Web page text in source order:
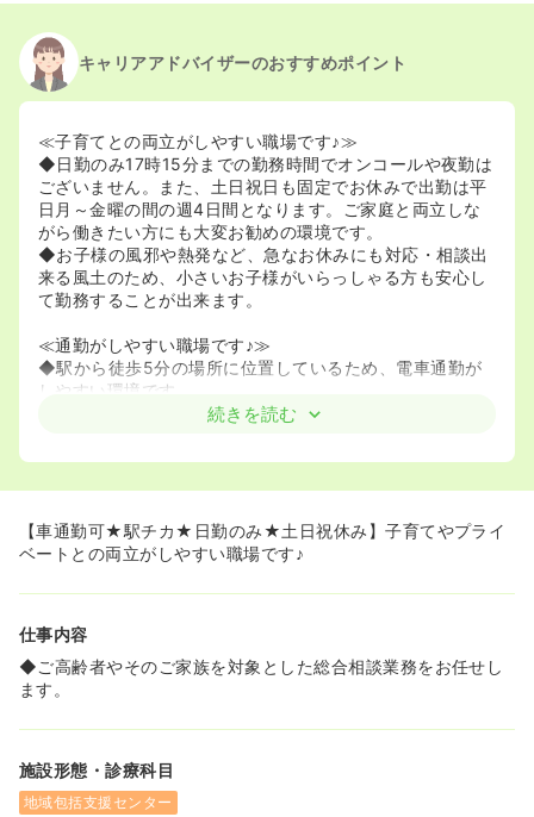
キャリアアドバイザーのおすすめポイント
≪子育てとの両立がしやすい職場です♪≫
◆日勤のみ17時15分までの勤務時間でオンコールや夜勤は
ございません。また、土日祝日も固定でお休みで出勤は平
日月～金曜の間の週4日間となります。ご家庭と両立しな
がら働きたい方にも大変お勧めの環境です。
◆お子様の風邪や熱発など、急なお休みにも対応・相談出
来る風土のため、小さいお子様がいらっしゃる方も安心し
て勤務することが出来ます。
≪通勤がしやすい職場です♪≫
◆駅から徒歩5分の場所に位置しているため、電車通勤が
しやすい環境です。
続きを読む
【車通勤可★駅チカ★日勤のみ★土日祝休み】子育てやプライ
ベートとの両立がしやすい職場です♪
仕事内容
◆ご高齢者やそのご家族を対象とした総合相談業務をお任せし
ます。
施設形態・診療科目
地域包括支援センター